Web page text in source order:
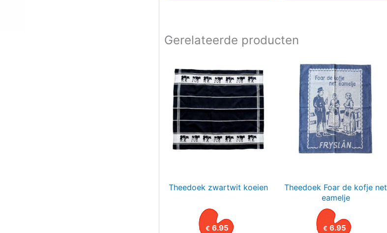
Gerelateerde producten
Theedoek zwartwit koeien
€ 6.95
Theedoek Foar de kofje net
eamelje
€ 6.95